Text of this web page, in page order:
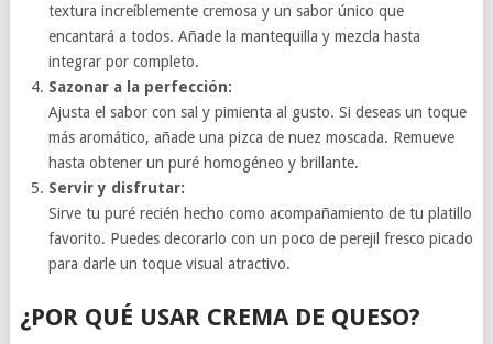
textura increíblemente cremosa y un sabor único que
encantará a todos. Añade la mantequilla y mezcla hasta
integrar por completo.
Sazonar a la perfección:
Ajusta el sabor con sal y pimienta al gusto. Si deseas un toque
más aromático, añade una pizca de nuez moscada. Remueve
hasta obtener un puré homogéneo y brillante.
Servir y disfrutar:
Sirve tu puré recién hecho como acompañamiento de tu platillo
favorito. Puedes decorarlo con un poco de perejil fresco picado
para darle un toque visual atractivo.
¿POR QUÉ USAR CREMA DE QUESO?